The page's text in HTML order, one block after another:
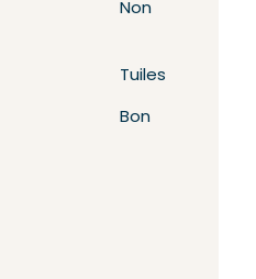
Non
Tuiles
Bon